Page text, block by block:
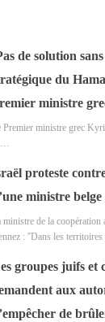
de solution
du
ministre
Premier ministre grec
proteste
ministre
ministre de la coopération
: ''Dans les
groupes juifs et
aux
de